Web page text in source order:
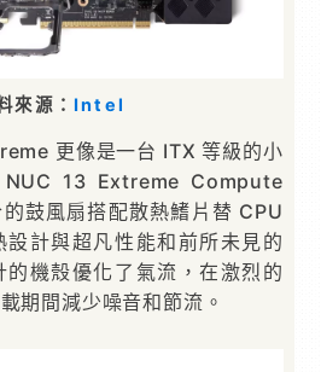
來源： Intel
更像是一台 ITX 等級的小
13 Extreme Compute
鼓風扇搭配散熱鰭片替 CPU
計與超凡性能和前所未見的
機殼優化了氣流，在激烈的
期間減少噪音和節流。